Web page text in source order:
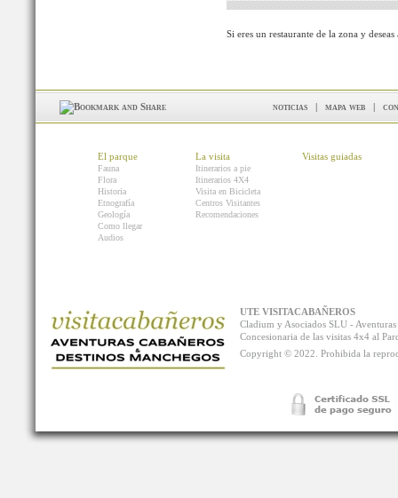
Si eres un restaurante de la zona y
noticias | mapa web |
El parque
Fauna
Flora
Historia
Etnografía
Geología
Como llegar
Audios
La visita
Itinerarios a pie
Itinerarios 4X4
Visita en Bicicleta
Centros Visitantes
Recomendaciones
Visitas guiadas
UTE VISITACABAÑEROS
Cladium y Asociados SLU -
Concesionaria de las visitas 4x4 al
Copyright © 2022. Prohibida la